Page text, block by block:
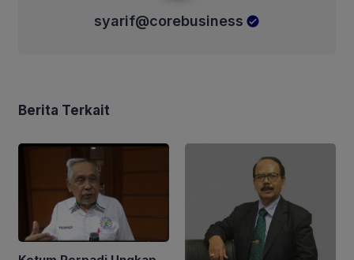
syarif@corebusiness
Berita Terkait